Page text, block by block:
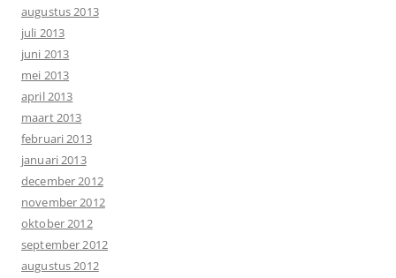
augustus 2013
juli 2013
juni 2013
mei 2013
april 2013
maart 2013
februari 2013
januari 2013
december 2012
november 2012
oktober 2012
september 2012
augustus 2012